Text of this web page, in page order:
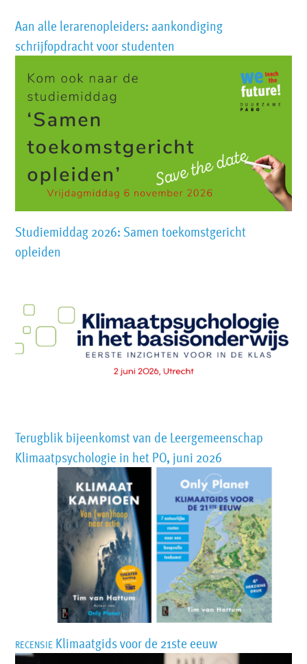
Aan alle lerarenopleiders: aankondiging
schrijfopdracht voor studenten
Studiemiddag 2026: Samen toekomstgericht
opleiden
Terugblik bijeenkomst van de Leergemeenschap
Klimaatpsychologie in het PO, juni 2026
RECENSIE Klimaatgids voor de 21ste eeuw